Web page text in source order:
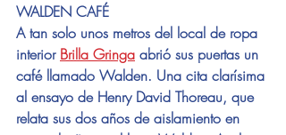
WALDEN CAFÉ
A tan solo unos metros del local de ropa
interior Brilla Gringa abrió sus puertas un
café llamado Walden. Una cita clarísima
al ensayo de Henry David Thoreau, que
relata sus dos años de aislamiento en